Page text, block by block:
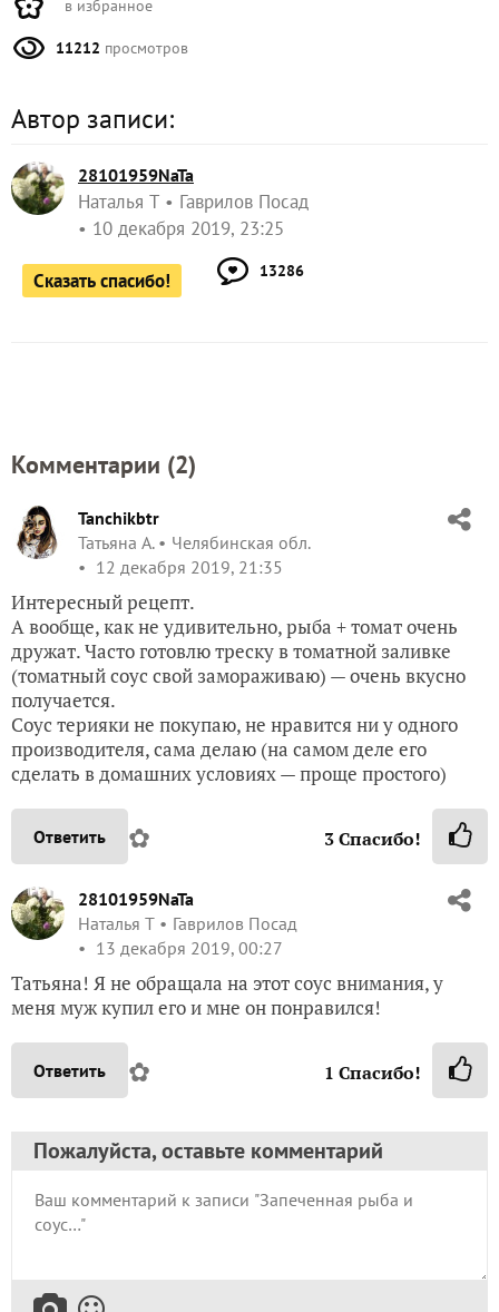
в избранное
11212 просмотров
Автор записи:
28101959NaTa
Наталья Т
Гаврилов Посад
10 декабря 2019, 23:25
Сказать спасибо! 13286
Комментарии (2)
Tanchikbtr
Татьяна А.
Челябинская обл.
12 декабря 2019, 21:35
Интересный рецепт.
А вообще, как не удивительно, рыба + томат очень
дружат. Часто готовлю треску в томатной заливке
(томатный соус свой замораживаю) — очень вкусно
получается.
Соус терияки не покупаю, не нравится ни у одного
производителя, сама делаю (на самом деле его
сделать в домашних условиях — проще простого)
Ответить ✿ 3Спасибо!
28101959NaTa
Наталья Т
Гаврилов Посад
13 декабря 2019, 00:27
Татьяна! Я не обращала на этот соус внимания, у
меня муж купил его и мне он понравился!
Ответить ✿ 1 Спасибо!
Пожалуйста, оставьте комментарий